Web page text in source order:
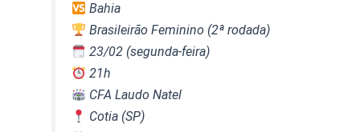
Bahia
Brasileirão Feminino (2ª rodada)
23/02 (segunda-feira)
21h
CFA Laudo Natel
Cotia (SP)